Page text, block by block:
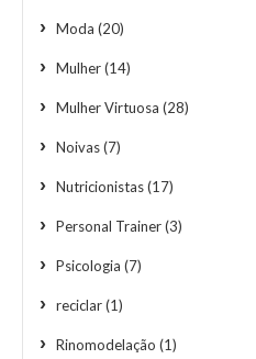
Moda (20)
Mulher(14)
Mulher Virtuosa (28)
Noivas(7)
Nutricionistas(17)
Personal Trainer(3)
Psicologia (7)
reciclar(1)
Rinomodelação (1)